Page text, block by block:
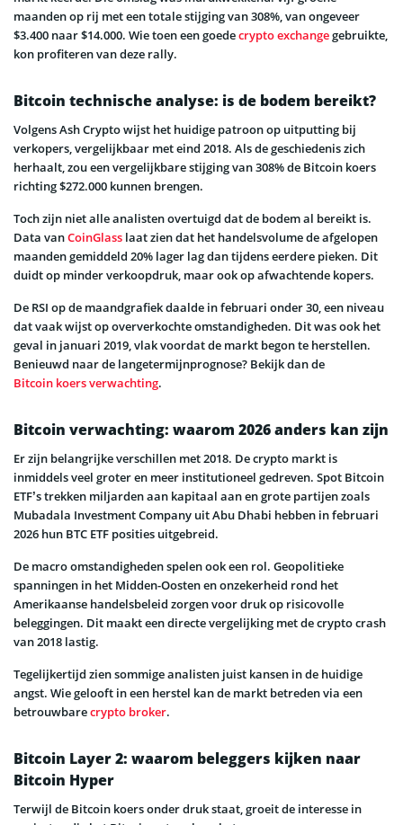
maanden op rij met een totale stijging van 308%, van ongeveer
$3.400 naar $14.000. Wie toen een goedecrypto exchangegebruikte,
kon profiteren van deze rally.
Bitcoin technische analyse: is de bodem bereikt?
Volgens Ash Crypto wijst het huidige patroon op uitputting bij
verkopers, vergelijkbaar met eind 2018. Als de geschiedenis zich
herhaalt, zou een vergelijkbare stijging van 308% de Bitcoin koers
richting $272.000 kunnen brengen.
Toch zijn niet alle analisten overtuigd dat de bodem al bereikt is.
Data vanCoinGlass laat zien dat het handelsvolume de afgelopen
maanden gemiddeld 20% lager lag dan tijdens eerdere pieken. Dit
duidt op minder verkoopdruk, maar ook op afwachtende kopers.
De RSI op de maandgrafiek daalde in februari onder 30, een niveau
dat vaak wijst op oververkochte omstandigheden. Dit was ook het
geval in januari 2019, vlak voordat de markt begon te herstellen.
Benieuwd naar de langetermijnprognose? Bekijk dan de
Bitcoin koers verwachting.
Bitcoin verwachting: waarom 2026 anders kan zijn
Er zijn belangrijke verschillen met 2018. De crypto markt is
inmiddels veel groter en meer institutioneel gedreven. Spot Bitcoin
ETF’s trekken miljarden aan kapitaal aan en grote partijen zoals
Mubadala Investment Company uit Abu Dhabi hebben in februari
2026 hun BTC ETF posities uitgebreid.
De macro omstandigheden spelen ook een rol. Geopolitieke
spanningen in het Midden-Oosten en onzekerheid rond het
Amerikaanse handelsbeleid zorgen voor druk op risicovolle
beleggingen. Dit maakt een directe vergelijking met de crypto crash
van 2018 lastig.
Tegelijkertijd zien sommige analisten juist kansen in de huidige
angst. Wie gelooft in een herstel kan de markt betreden via een
betrouwbarecrypto broker.
Bitcoin Layer 2: waarom beleggers kijken naar
Bitcoin Hyper
Terwijl de Bitcoin koers onder druk staat, groeit de interesse in